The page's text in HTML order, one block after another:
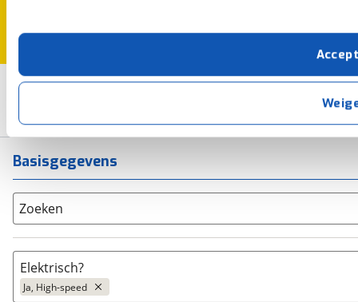
Met cookies en vergelijkbare technieken zorgen we
cookies zorgen ervoor dat de website goed werkt.
verbeteren. We tonen je graag relevante advertenties
buiten onze website volgt – uiteraard op
privacyverklaring
. Als je weigert, plaatsen we alleen
kun je later altijd aanpassen via devoorkeurenpagina.
2
Basisgegevens
Zoeken
Elektrisch?
Ja, High-speed